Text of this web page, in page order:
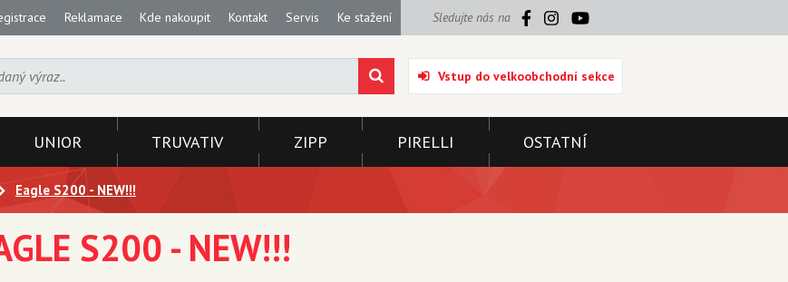
Reklamace Kde nakoupit Kontakt Servis Ke stažení Sledujte nás na
Vstup do velkoobchodní sekce
UNIOR TRUVATIV ZIPP PIRELLI OSTATNÍ
Eagle S200 - NEW!!!
S200 - NEW!!!